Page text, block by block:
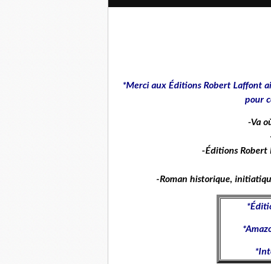
*Merci aux Éditions Robert Laffont
pour
-Va
-Éditions Robert
-Roman historique,
*
*
*